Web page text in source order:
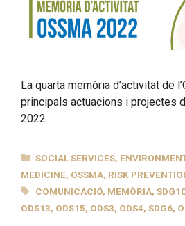
La quarta memòria d’activitat de
principals actuacions i projectes
2022.
CATEGORIES
SOCIAL SERVICES,
MEDICINE, OSSMA, RISK
TAGS
COMUNICACIÓ, MEMÒRIA,
ODS13, ODS15, ODS3, ODS4, SDG6,